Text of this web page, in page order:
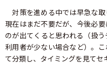
対策を進める中では早急な取
現在はまだ不要だが、今後必
のが出てくると思われる（扱
利用者が少ない場合など）。
て分類し、タイミングを見てセ